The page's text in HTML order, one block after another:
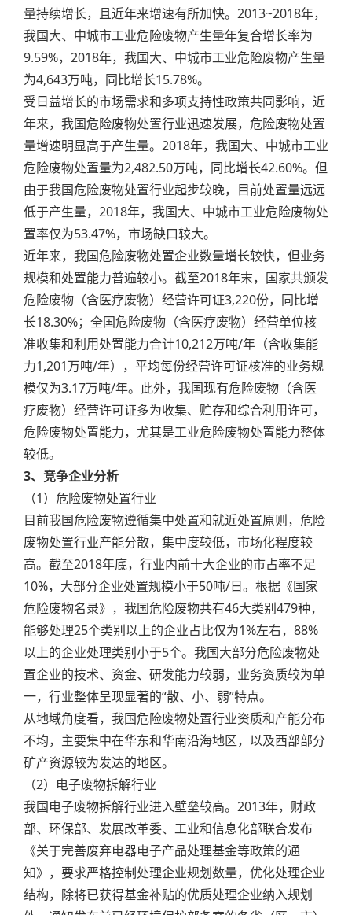
量持续增长，且近年来增速有所加快。2013~2018年，
我国大、中城市工业危险废物产生量年复合增长率为
9.59%，2018年，我国大、中城市工业危险废物产生量
为4,643万吨，同比增长15.78%。
受日益增长的市场需求和多项支持性政策共同影响，近
年来，我国危险废物处置行业迅速发展，危险废物处置
量增速明显高于产生量。2018年，我国大、中城市工业
危险废物处置量为2,482.50万吨，同比增长42.60%。但
由于我国危险废物处置行业起步较晚，目前处置量远远
低于产生量，2018年，我国大、中城市工业危险废物处
置率仅为53.47%，市场缺口较大。
近年来，我国危险废物处置企业数量增长较快，但业务
规模和处置能力普遍较小。截至2018年末，国家共颁发
危险废物（含医疗废物）经营许可证3,220份，同比增
长18.30%；全国危险废物（含医疗废物）经营单位核
准收集和利用处置能力合计10,212万吨/年（含收集能
力1,201万吨/年），平均每份经营许可证核准的业务规
模仅为3.17万吨/年。此外，我国现有危险废物（含医
疗废物）经营许可证多为收集、贮存和综合利用许可，
危险废物处置能力，尤其是工业危险废物处置能力整体
较低。
3、竞争企业分析
（1）危险废物处置行业
目前我国危险废物遵循集中处置和就近处置原则，危险
废物处置行业产能分散，集中度较低，市场化程度较
高。截至2018年底，行业内前十大企业的市占率不足
10%，大部分企业处置规模小于50吨/日。根据《国家
危险废物名录》，我国危险废物共有46大类别479种，
能够处理25个类别以上的企业占比仅为1%左右，88%
以上的企业处理类别小于5个。我国大部分危险废物处
置企业的技术、资金、研发能力较弱，业务资质较为单
一，行业整体呈现显著的“散、小、弱”特点。
从地域角度看，我国危险废物处置行业资质和产能分布
不均，主要集中在华东和华南沿海地区，以及西部部分
矿产资源较为发达的地区。
（2）电子废物拆解行业
我国电子废物拆解行业进入壁垒较高。2013年，财政
部、环保部、发展改革委、工业和信息化部联合发布
《关于完善废弃电器电子产品处理基金等政策的通
知》，要求严格控制处理企业规划数量，优化处理企业
结构，除将已获得基金补贴的优质处理企业纳入规划